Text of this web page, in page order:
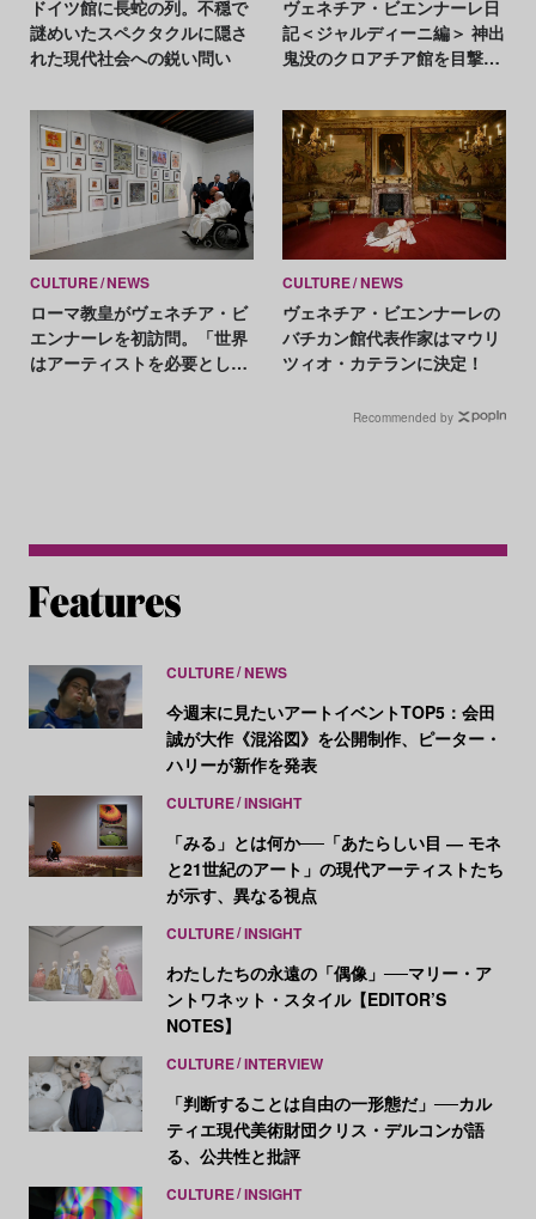
ドイツ館に長蛇の列。不穏で
謎めいたスペクタクルに隠さ
れた現代社会への鋭い問い
ヴェネチア・ビエンナーレ日
記＜ジャルディーニ編＞ 神出
鬼没のクロアチア館を目撃、
かご」
CULTURE NEWS
ローマ教皇がヴェネチア・ビ
エンナーレを初訪問。「世界
はアーティストを必要として
CULTURE NEWS
ヴェネチア・ビエンナーレの
バチカン館代表作家はマウリ
ツィオ・カテランに決定！
Recommended by
CULTURE NEWS
今週末に見たいアートイベントTOP5：会田
誠が大作《混浴図》を公開制作、ピーター・
ハリーが新作を発表
CULTURE INSIGHT
「みる」とは何か──「あたらしい目 ― モネ
と21世紀のアート」の現代アーティストたち
が示す、異なる視点
CULTURE INSIGHT
わたしたちの永遠の「偶像」──マリー・ア
ントワネット・スタイル【EDITOR’S
NOTES】
CULTURE INTERVIEW
「判断することは自由の一形態だ」──カル
ティエ現代美術財団クリス・デルコンが語
る、公共性と批評
CULTURE INSIGHT